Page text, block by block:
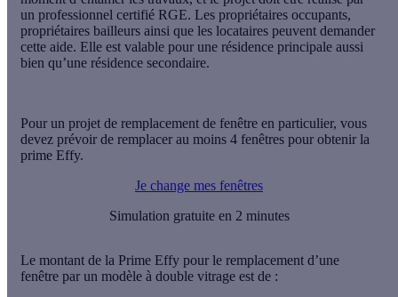
un professionnel certifié RGE. Les propriétaires occupants,
propriétaires bailleurs ainsi que les locataires peuvent demander
cette aide. Elle est valable pour une résidence principale aussi
bien qu’une résidence secondaire.
Pour un projet de remplacement de fenêtre en particulier, vous
devez prévoir de remplacer au moins 4 fenêtres pour obtenir la
prime Effy.
Je change mes fenêtres
Simulation gratuite en 2 minutes
Le montant de la Prime Effy pour le remplacement d’une
fenêtre par un modèle à double vitrage est de :